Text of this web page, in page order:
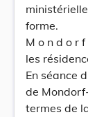
forme.
M o n d o r
les
En séance
de
termes de